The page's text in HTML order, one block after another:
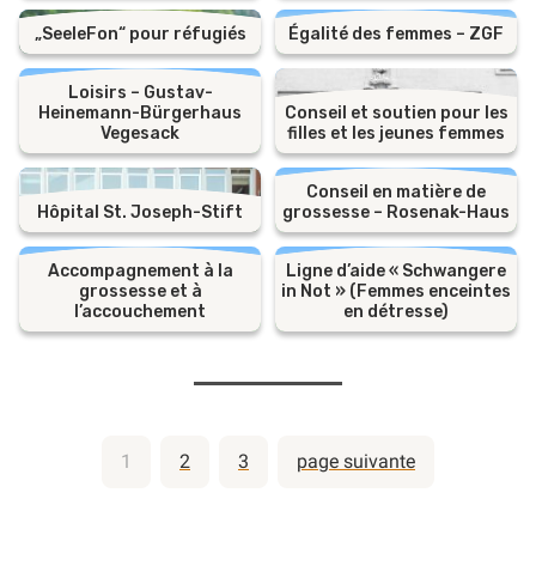
„SeeleFon“ pour réfugiés Égalité des femmes – ZGF
Loisirs – Gustav-
Heinemann-Bürgerhaus
Vegesack
Conseil et soutien pour les
filles et les jeunes femmes
Hôpital St. Joseph-Stift
Conseil en matière de
grossesse – Rosenak-Haus
Accompagnement à la
grossesse et à
l’accouchement
Ligne d’aide « Schwangere
in Not » (Femmes enceintes
en détresse)
Pagination
des
1 2 3 page suivante